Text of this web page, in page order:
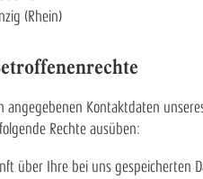
(Rhein)
angegebenen Kontaktdaten
Rechte ausüben:
über Ihre bei uns gespeicherten